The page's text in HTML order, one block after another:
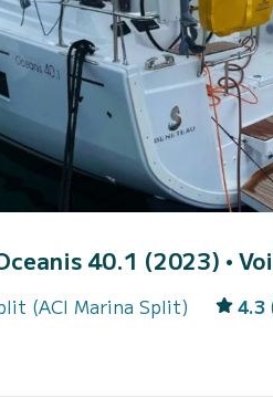
40.1 (2023) •
(ACI Marina Split) 4.3